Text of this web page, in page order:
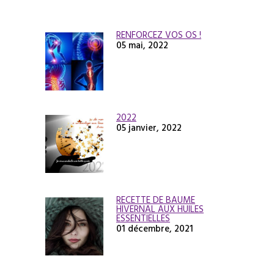
RENFORCEZ VOS OS !
05 mai, 2022
2022
05 janvier, 2022
RECETTE DE BAUME
HIVERNAL AUX HUILES
ESSENTIELLES
01 décembre, 2021